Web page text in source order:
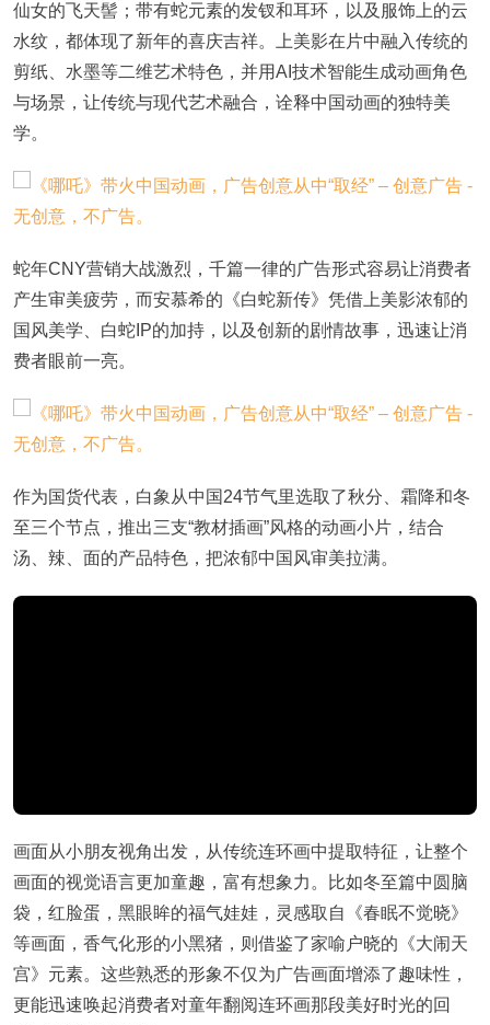
仙女的飞天髻；带有蛇元素的发钗和耳环，以及服饰上的云
水纹，都体现了新年的喜庆吉祥。上美影在片中融入传统的
剪纸、水墨等二维艺术特色，并用AI技术智能生成动画角色
与场景，让传统与现代艺术融合，诠释中国动画的独特美
学。
蛇年CNY营销大战激烈，千篇一律的广告形式容易让消费者
产生审美疲劳，而安慕希的《白蛇新传》凭借上美影浓郁的
国风美学、白蛇IP的加持，以及创新的剧情故事，迅速让消
费者眼前一亮。
作为国货代表，白象从中国24节气里选取了秋分、霜降和冬
至三个节点，推出三支“教材插画”风格的动画小片，结合
汤、辣、面的产品特色，把浓郁中国风审美拉满。
画面从小朋友视角出发，从传统连环画中提取特征，让整个
画面的视觉语言更加童趣，富有想象力。比如冬至篇中圆脑
袋，红脸蛋，黑眼眸的福气娃娃，灵感取自《春眠不觉晓》
等画面，香气化形的小黑猪，则借鉴了家喻户晓的《大闹天
宫》元素。这些熟悉的形象不仅为广告画面增添了趣味性，
更能迅速唤起消费者对童年翻阅连环画那段美好时光的回